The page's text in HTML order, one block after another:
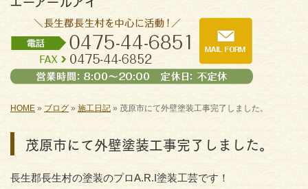
HOME » ブログ» 施工日記 » 茂原市にて外壁塗装工事完了しました。
茂原市にて外壁塗装工事完了しました。
長生郡長生村の塗装のプロA.R.I塗装工芸です！